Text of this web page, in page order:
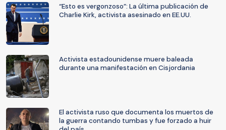
“Esto es vergonzoso”: La última publicación de
Charlie Kirk, activista asesinado en EE.UU.
Activista estadounidense muere baleada
durante una manifestación en Cisjordania
El activista ruso que documenta los muertos de
la guerra contando tumbas y fue forzado a huir